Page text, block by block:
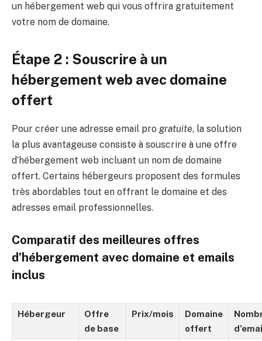
un hébergement web qui vous offrira gratuitement
votre nom de domaine.
Étape 2 : Souscrire à un
hébergement web avec domaine
offert
Pour créer une adresse email pro gratuite, la solution
la plus avantageuse consiste à souscrire à une offre
d’hébergement web incluant un nom de domaine
offert. Certains hébergeurs proposent des formules
très abordables tout en offrant le domaine et des
adresses email professionnelles.
Comparatif des meilleures offres
d’hébergement avec domaine et emails
inclus
Hébergeur
Offre
de base
Prix/mois
Domaine
offert